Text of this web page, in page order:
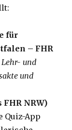
für
– FHR
und
und
NRW)
Quiz-App